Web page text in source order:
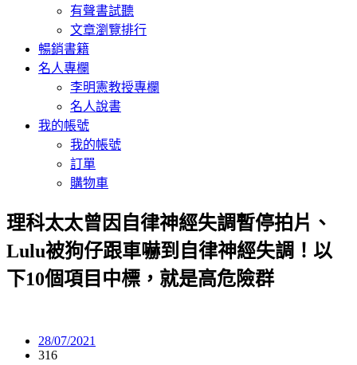
有聲書試聽
文章瀏覽排行
暢銷書籍
名人專欄
李明憲教授專欄
名人說書
我的帳號
我的帳號
訂單
購物車
理科太太曾因自律神經失調暫停拍片、
Lulu被狗仔跟車嚇到自律神經失調！以
下10個項目中標，就是高危險群
28/07/2021
316